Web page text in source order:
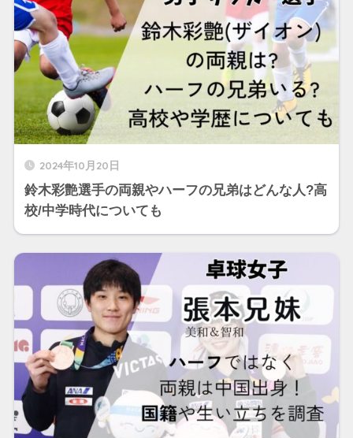
2024年10月20日
鈴木彩艶選手の両親やハーフの兄弟はどんな人?高
校/中学時代についても